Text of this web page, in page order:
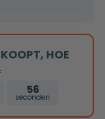
HOE
56
seconden